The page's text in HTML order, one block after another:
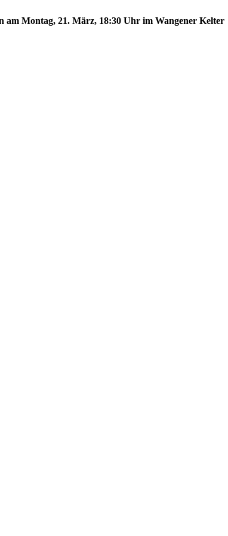
am Montag, 21. März, 18:30 Uhr im Wangener Kelter